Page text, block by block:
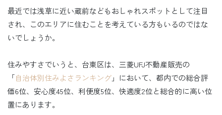
最近では浅草に近い蔵前などもおしゃれスポットとして注目
され、このエリアに住むことを考えている方もいるのではな
いでしょうか。
住みやすさでいうと、台東区は、三菱UFJ不動産販売の
「自治体別住みよさランキング」において、都内での総合評
価6位、安心度45位、利便度5位、快適度2位と総合的に高い位
置にあります。